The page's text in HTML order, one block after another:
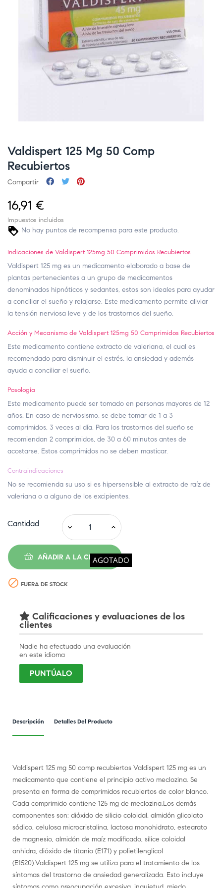
AGOTADO
Valdispert 125 Mg 50 Comp
Recubiertos
Compartir
16,91 €
Impuestos incluidos
No hay puntos de recompensa para este producto.
Indicaciones de Valdispert 125mg 50 Comprimidos Recubiertos
Valdispert 125 mg es un medicamento elaborado a base de
plantas pertenecientes a un grupo de medicamentos
denominados hipnóticos y sedantes, estos son ideales para ayudar
a conciliar el sueño y relajarse. Este medicamento permite aliviar
la tensión nerviosa leve y de los trastornos del sueño.
Acción y Mecanismo de Valdispert 125mg 50 Comprimidos Recubiertos
Este medicamento contiene extracto de valeriana, el cual es
recomendado para disminuir el estrés, la ansiedad y además
ayuda a conciliar el sueño.
Posología
Este medicamento puede ser tomado en personas mayores de 12
años. En caso de nerviosismo, se debe tomar de 1 a 3
comprimidos, 3 veces al día. Para los trastornos del sueño se
recomiendan 2 comprimidos, de 30 a 60 minutos antes de
acostarse. Estos comprimidos no se deben masticar.
Contraindicaciones
No se recomienda su uso si es hipersensible al extracto de raíz de
valeriana o a alguno de los excipientes.
Cantidad
AÑADIR A LA CESTA
 FUERA DE STOCK
Calificaciones y evaluaciones de los
clientes
Nadie ha efectuado una evaluación
en este idioma
PUNTÚALO
Descripción Detalles Del Producto
Valdispert 125 mg 50 comp recubiertos Valdispert 125 mg es un
medicamento que contiene el principio activo meclozina. Se
presenta en forma de comprimidos recubiertos de color blanco.
Cada comprimido contiene 125 mg de meclozina.Los demás
componentes son: dióxido de silicio coloidal, almidón glicolato
sódico, celulosa microcristalina, lactosa monohidrato, estearato
de magnesio, almidón de maíz modificado, sílice coloidal
anhidra, dióxido de titanio (E171) y polietilenglicol
(E1520).Valdispert 125 mg se utiliza para el tratamiento de los
síntomas del trastorno de ansiedad generalizada. Esto incluye